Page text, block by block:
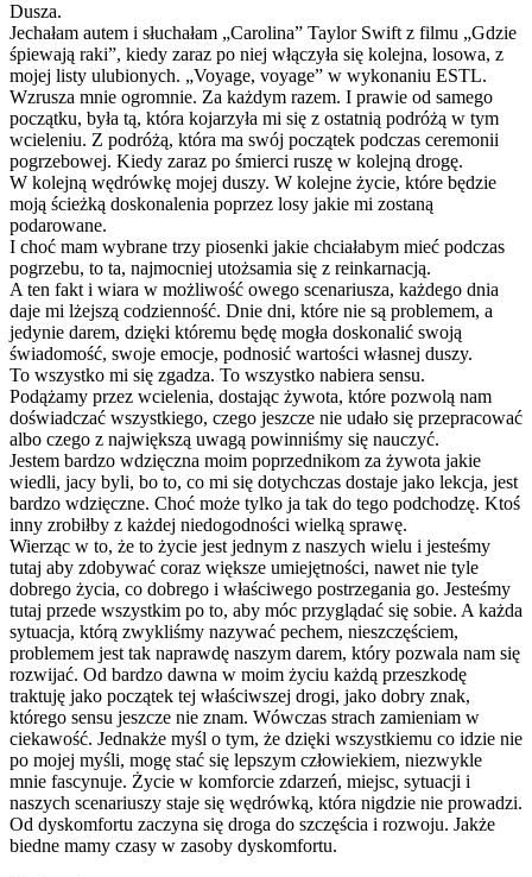
Dusza.
Jechałam autem i słuchałam „Carolina” Taylor Swift z filmu „Gdzie
śpiewają raki”, kiedy zaraz po niej włączyła się kolejna, losowa, z
mojej listy ulubionych. „Voyage, voyage” w wykonaniu ESTL.
Wzrusza mnie ogromnie. Za każdym razem. I prawie od samego
początku, była tą, która kojarzyła mi się z ostatnią podróżą w tym
wcieleniu. Z podróżą, która ma swój początek podczas ceremonii
pogrzebowej. Kiedy zaraz po śmierci ruszę w kolejną drogę.
W kolejną wędrówkę mojej duszy. W kolejne życie, które będzie
moją ścieżką doskonalenia poprzez losy jakie mi zostaną
podarowane.
I choć mam wybrane trzy piosenki jakie chciałabym mieć podczas
pogrzebu, to ta, najmocniej utożsamia się z reinkarnacją.
A ten fakt i wiara w możliwość owego scenariusza, każdego dnia
daje mi lżejszą codzienność. Dnie dni, które nie są problemem, a
jedynie darem, dzięki któremu będę mogła doskonalić swoją
świadomość, swoje emocje, podnosić wartości własnej duszy.
To wszystko mi się zgadza. To wszystko nabiera sensu.
Podążamy przez wcielenia, dostając żywota, które pozwolą nam
doświadczać wszystkiego, czego jeszcze nie udało się przepracować
albo czego z największą uwagą powinniśmy się nauczyć.
Jestem bardzo wdzięczna moim poprzednikom za żywota jakie
wiedli, jacy byli, bo to, co mi się dotychczas dostaje jako lekcja, jest
bardzo wdzięczne. Choć może tylko ja tak do tego podchodzę. Ktoś
inny zrobiłby z każdej niedogodności wielką sprawę.
Wierząc w to, że to życie jest jednym z naszych wielu i jesteśmy
tutaj aby zdobywać coraz większe umiejętności, nawet nie tyle
dobrego życia, co dobrego i właściwego postrzegania go. Jesteśmy
tutaj przede wszystkim po to, aby móc przyglądać się sobie. A każda
sytuacja, którą zwykliśmy nazywać pechem, nieszczęściem,
problemem jest tak naprawdę naszym darem, który pozwala nam się
rozwijać. Od bardzo dawna w moim życiu każdą przeszkodę
traktuję jako początek tej właściwszej drogi, jako dobry znak,
którego sensu jeszcze nie znam. Wówczas strach zamieniam w
ciekawość. Jednakże myśl o tym, że dzięki wszystkiemu co idzie nie
po mojej myśli, mogę stać się lepszym człowiekiem, niezwykle
mnie fascynuje. Życie w komforcie zdarzeń, miejsc, sytuacji i
naszych scenariuszy staje się wędrówką, która nigdzie nie prowadzi.
Od dyskomfortu zaczyna się droga do szczęścia i rozwoju. Jakże
biedne mamy czasy w zasoby dyskomfortu.